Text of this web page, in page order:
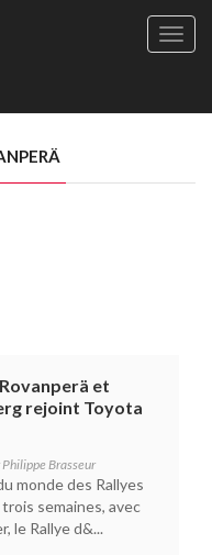
Site
Le
et
rejoint Toyota
Philippe Brasseur
monde des Rallyes
semaines, avec
le Rallye d&...